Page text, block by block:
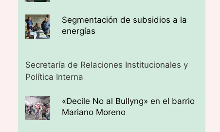
Segmentación de subsidios a la
energías
Secretaría de Relaciones Institucionales y
Política Interna
«Decile No al Bullyng» en el barrio
Mariano Moreno